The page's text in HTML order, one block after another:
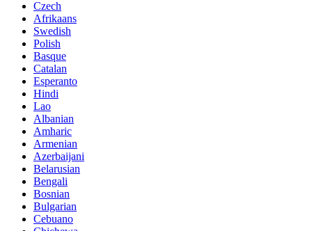
Czech
Afrikaans
Swedish
Polish
Basque
Catalan
Esperanto
Hindi
Lao
Albanian
Amharic
Armenian
Azerbaijani
Belarusian
Bengali
Bosnian
Bulgarian
Cebuano